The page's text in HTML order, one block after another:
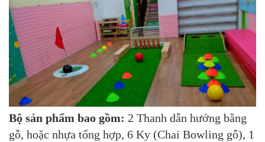
Bộ sản phẩm bao gồm: 2 Thanh dẫn hướng bằng
gỗ, hoặc nhựa tổng hợp, 6 Ky (Chai Bowling gỗ), 1